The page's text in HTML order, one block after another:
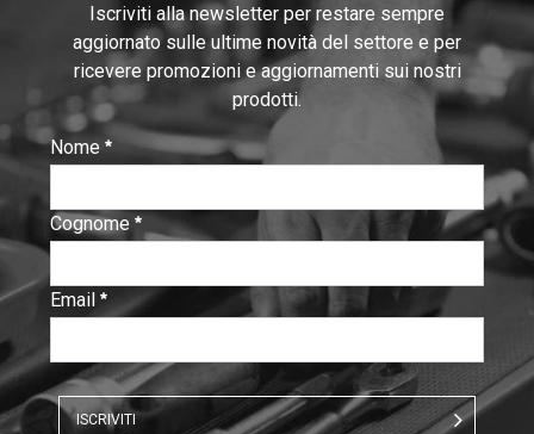
Iscriviti alla newsletter per restare sempre
aggiornato sulle ultime novità del settore e per
ricevere promozioni e aggiornamenti sui nostri
prodotti.
Nome
:
0/ 280
Cognome
:
0/ 280
Email
:
0/ 280
ISCRIVITI